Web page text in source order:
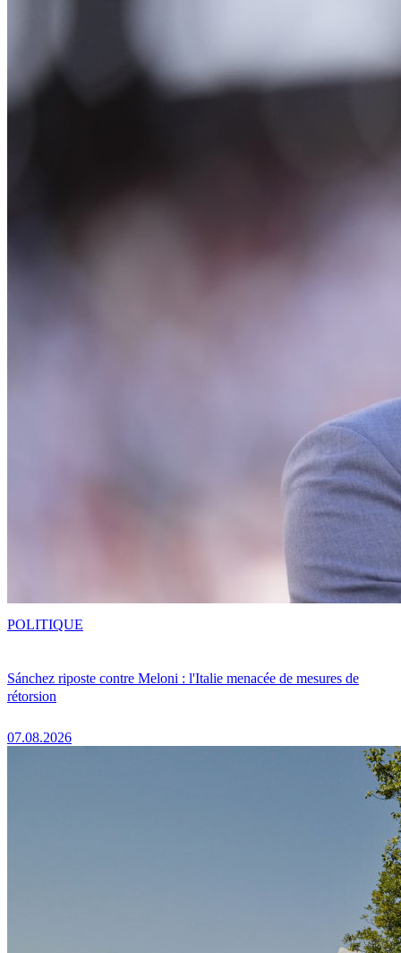
Sánchez riposte contre Meloni : l'Italie menacée de mesures de
rétorsion
07.08.2026
POLITIQUE